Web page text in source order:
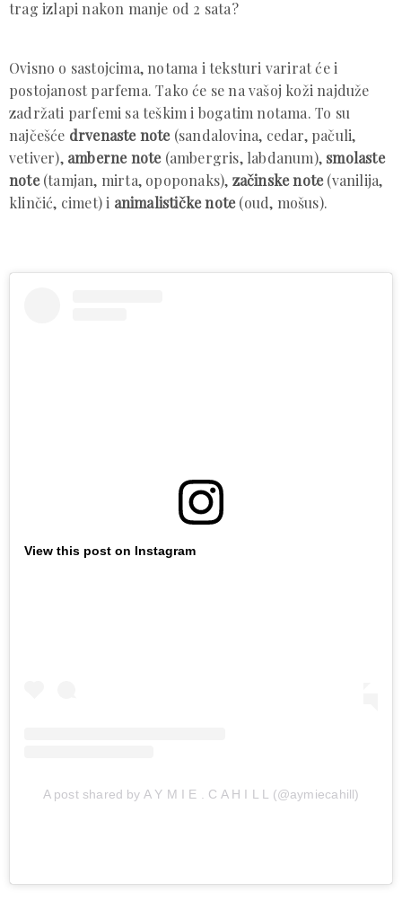
trag izlapi nakon manje od 2 sata?
Ovisno o sastojcima, notama i teksturi varirat će i
postojanost parfema. Tako će se na vašoj koži najduže
zadržati parfemi sa teškim i bogatim notama. To su
najčešće drvenaste note(sandalovina, cedar, pačuli,
vetiver), amberne note(ambergris, labdanum), smolaste
note(tamjan, mirta, opoponaks), začinske note(vanilija,
klinčić, cimet) i animalističke note(oud, mošus).
View this post on Instagram
A post shared by A Y M I E . C A H I L L (@aymiecahill)